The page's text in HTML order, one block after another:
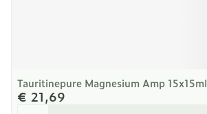
Tauritinepure Magnesium Amp 15x15ml
€ 21,69